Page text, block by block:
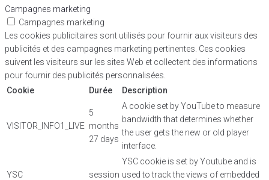
Campagnes marketing
Campagnes marketing
Les cookies publicitaires sont utilisés pour fournir aux visiteurs des
publicités et des campagnes marketing pertinentes. Ces cookies
suivent les visiteurs sur les sites Web et collectent des informations
pour fournir des publicités personnalisées.
Cookie
Durée Description
VISITOR_INFO1_LIVE
5
months
27 days
A cookie set by YouTube to measure
bandwidth that determines whether
the user gets the new or old player
interface.
YSC session
YSC cookie is set by Youtube and is
used to track the views of embedded